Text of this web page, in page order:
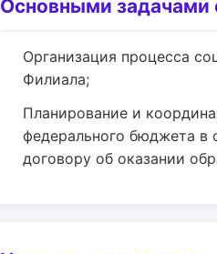
Основными задачами
Организация процесса
Филиала;
Планирование и
федерального бюджета в
договору об оказании